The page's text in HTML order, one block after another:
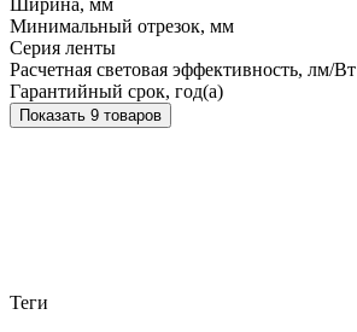
Ширина, мм
Минимальный отрезок, мм
Серия ленты
Расчетная световая эффективность, лм/Вт
Гарантийный срок, год(а)
Показать 9 товаров
Теги